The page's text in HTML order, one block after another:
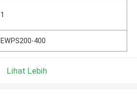
1
EWPS200-400
Lihat Lebih